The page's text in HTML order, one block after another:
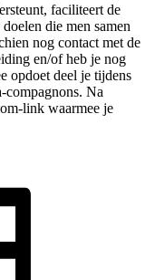
faciliteert de
die men samen
nog contact met de
en/of heb je nog
opdoet deel je tijdens
compagnons. Na
link waarmee je